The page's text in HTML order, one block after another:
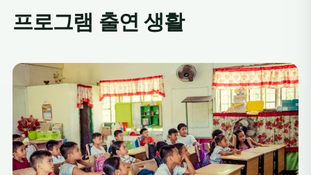
프로그램 출연 생활